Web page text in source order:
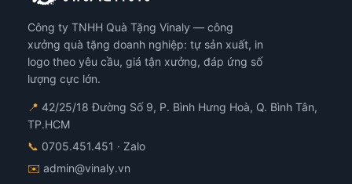
Công ty TNHH Quà Tặng Vinaly — công
xưởng quà tặng doanh nghiệp: tự sản xuất, in
logo theo yêu cầu, giá tận xưởng, đáp ứng số
lượng cực lớn.
📍 42/25/18 Đường Số 9, P. Bình Hưng Hoà, Q. Bình Tân,
TP.HCM
📞 0705.451.451 · Zalo
✉️ admin@vinaly.vn